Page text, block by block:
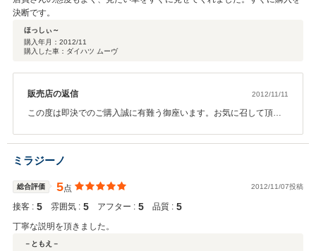
決断です。
ほっしぃ～
購入年月： 2012/11
購入した車：ダイハツ ムーヴ
販売店の返信 2012/11/11
この度は即決でのご購入誠に有難う御座います。お気に召して頂け
ミラジーノ
総合評価 5点 2012/11/07投稿
接客 : 5 雰囲気 : 5 アフター : 5 品質 : 5
丁寧な説明を頂きました。
－ともえ－